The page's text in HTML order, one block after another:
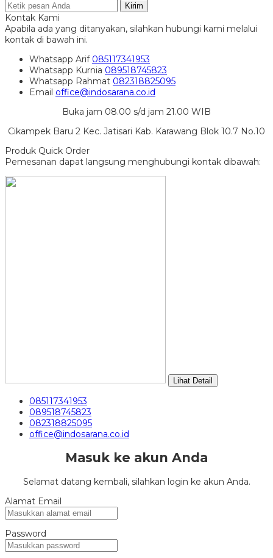
Kirim
Kontak Kami
Apabila ada yang ditanyakan, silahkan hubungi kami melalui
kontak di bawah ini.
Whatsapp Arif 085117341953
Whatsapp Kurnia 089518745823
Whatsapp Rahmat 082318825095
Email office@indosarana.co.id
Buka jam 08.00 s/d jam 21.00 WIB
Cikampek Baru 2 Kec. Jatisari Kab. Karawang Blok 10.7 No.10
Produk Quick Order
Pemesanan dapat langsung menghubungi kontak dibawah:
Lihat Detail
085117341953
089518745823
082318825095
office@indosarana.co.id
Masuk ke akun Anda
Selamat datang kembali, silahkan login ke akun Anda.
Alamat Email
Password